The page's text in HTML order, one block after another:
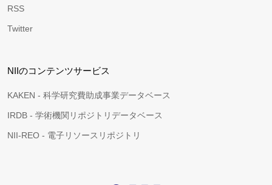
RSS
Twitter
NIIのコンテンツサービス
KAKEN - 科学研究費助成事業データベース
IRDB - 学術機関リポジトリデータベース
NII-REO - 電子リソースリポジトリ